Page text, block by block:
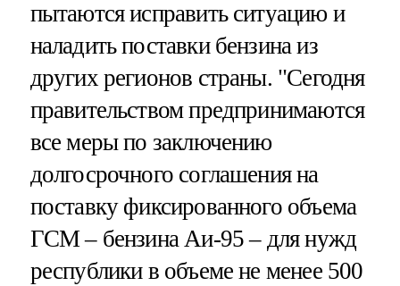
пытаются исправить ситуацию и
наладить поставки бензина из
других регионов страны. "Сегодня
правительством предпринимаются
все меры по заключению
долгосрочного соглашения на
поставку фиксированного объема
ГСМ – бензина Аи-95 – для нужд
республики в объеме не менее 500